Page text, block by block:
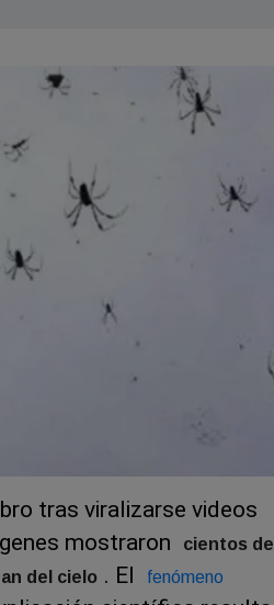
tras viralizarse videos
mostraron
cientos de
del cielo . El fenómeno